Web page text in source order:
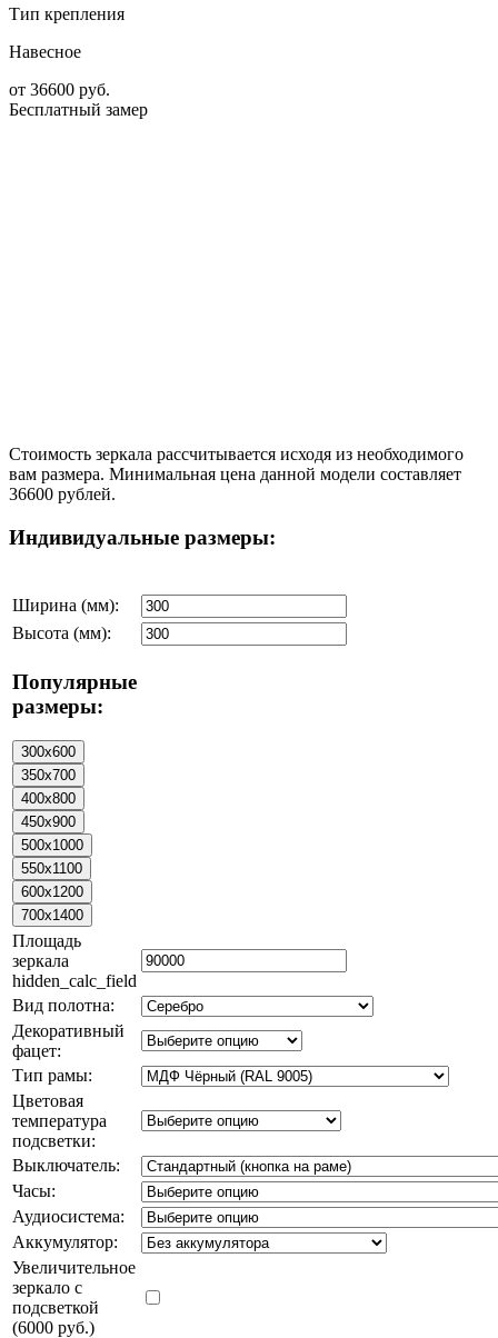
Тип крепления
Навесное
от 36600 руб.
Бесплатный замер
Стоимость зеркала рассчитывается исходя из необходимого
вам размера. Минимальная цена данной модели составляет
36600 рублей.
Индивидуальные размеры:
Ширина (мм):
Высота (мм):
Популярные
размеры:
Площадь
зеркала
hidden_calc_field
Вид полотна:
Декоративный
фацет:
Тип рамы:
Цветовая
температура
подсветки:
Выключатель:
Часы:
Аудиосистема:
Аккумулятор:
Увеличительное
зеркало с
подсветкой
(6000 руб.)